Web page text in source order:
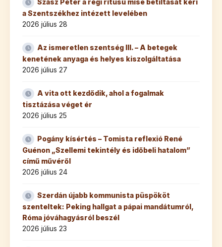
Szász Péter a régi rítusú mise betiltását kéri
a Szentszékhez intézett levelében
2026 július 28
Az ismeretlen szentség III. – A betegek
kenetének anyaga és helyes kiszolgáltatása
2026 július 27
A vita ott kezdődik, ahol a fogalmak
tisztázása véget ér
2026 július 25
Pogány kísértés – Tomista reflexió René
Guénon „Szellemi tekintély és időbeli hatalom”
című művéről
2026 július 24
Szerdán újabb kommunista püspököt
szenteltek: Peking hallgat a pápai mandátumról,
Róma jóváhagyásról beszél
2026 július 23